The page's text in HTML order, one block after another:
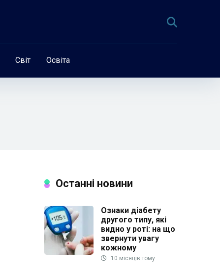
Світ Освіта
Останні новини
Ознаки діабету
другого типу, які
видно у роті: на що
звернути увагу
кожному
10 місяців тому